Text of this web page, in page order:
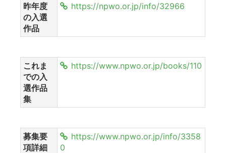
昨年度
の入選
作品
https://npwo.or.jp/info/32966
これま
での入
選作品
集
https://www.npwo.or.jp/books/110
募集要
項詳細
https://www.npwo.or.jp/info/3358
0